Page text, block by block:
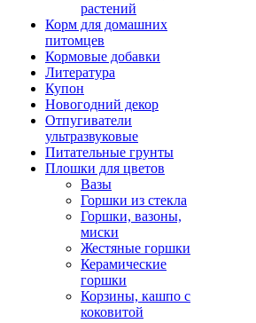
растений
Корм для домашних
питомцев
Кормовые добавки
Литература
Купон
Новогодний декор
Отпугиватели
ультразвуковые
Питательные грунты
Плошки для цветов
Вазы
Горшки из стекла
Горшки, вазоны,
миски
Жестяные горшки
Керамические
горшки
Корзины, кашпо с
коковитой